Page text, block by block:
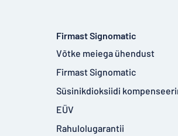
Firmast Signomatic
Võtke meiega ühendust
Firmast Signomatic
Süsinikdioksiidi
EÜV
Rahulolugarantii